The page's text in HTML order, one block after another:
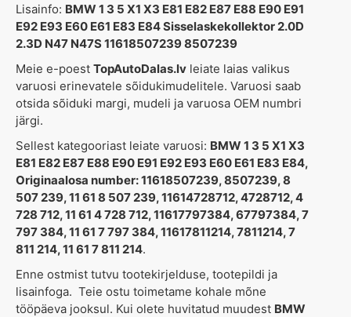
Lisainfo: BMW 1 3 5 X1 X3 E81 E82 E87 E88 E90 E91
E92 E93 E60 E61 E83 E84 Sisselaskekollektor 2.0D
2.3D N47 N47S 11618507239 8507239
Meie e-poest TopAutoDalas.lv leiate laias valikus
varuosi erinevatele sõidukimudelitele. Varuosi saab
otsida sõiduki margi, mudeli ja varuosa OEM numbri
järgi.
Sellest kategooriast leiate varuosi: BMW 1 3 5 X1 X3
E81 E82 E87 E88 E90 E91 E92 E93 E60 E61 E83 E84,
Originaalosa number: 11618507239, 8507239, 8
507 239, 11 61 8 507 239, 11614728712, 4728712, 4
728 712, 11 61 4 728 712, 11617797384, 67797384, 7
797 384, 11 61 7 797 384, 11617811214, 7811214, 7
811 214, 11 61 7 811 214.
Enne ostmist tutvu tootekirjelduse, tootepildi ja
lisainfoga. Teie ostu toimetame kohale mõne
tööpäeva jooksul. Kui olete huvitatud muudest BMW